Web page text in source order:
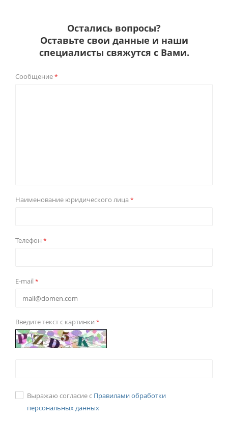
Остались вопросы?
Оставьте свои данные и наши
специалисты свяжутся с Вами.
Сообщение*
Наименование юридического лица *
Телефон *
E-mail *
Введите текст с картинки *
Выражаю согласие с Правилами обработки
персональных данных